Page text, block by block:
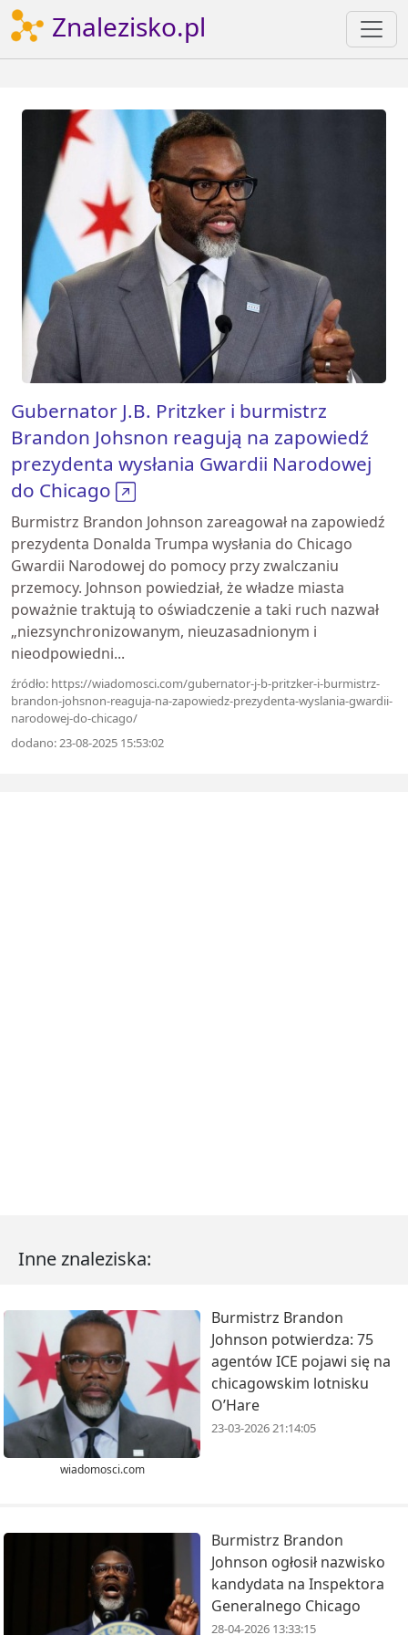
Znalezisko.pl
Gubernator J.B. Pritzker i burmistrz
Brandon Johsnon reagują na zapowiedź
prezydenta wysłania Gwardii Narodowej
do Chicago
Burmistrz Brandon Johnson zareagował na zapowiedź
prezydenta Donalda Trumpa wysłania do Chicago
Gwardii Narodowej do pomocy przy zwalczaniu
przemocy. Johnson powiedział, że władze miasta
poważnie traktują to oświadczenie a taki ruch nazwał
„niezsynchronizowanym, nieuzasadnionym i
nieodpowiedni...
źródło: https://wiadomosci.com/gubernator-j-b-pritzker-i-burmistrz-
brandon-johsnon-reaguja-na-zapowiedz-prezydenta-wyslania-gwardii-
narodowej-do-chicago/
dodano: 23-08-2025 15:53:02
Inne znaleziska:
wiadomosci.com
Burmistrz Brandon
Johnson potwierdza: 75
agentów ICE pojawi się na
chicagowskim lotnisku
O’Hare
23-03-2026 21:14:05
Burmistrz Brandon
Johnson ogłosił nazwisko
kandydata na Inspektora
Generalnego Chicago
28-04-2026 13:33:15